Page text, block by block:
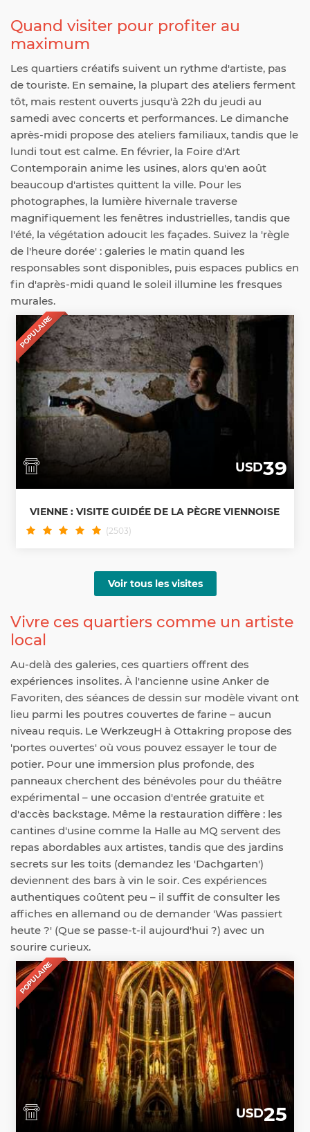
Quand visiter pour profiter au
maximum
Les quartiers créatifs suivent un rythme d'artiste, pas
de touriste. En semaine, la plupart des ateliers ferment
tôt, mais restent ouverts jusqu'à 22h du jeudi au
samedi avec concerts et performances. Le dimanche
après-midi propose des ateliers familiaux, tandis que le
lundi tout est calme. En février, la Foire d'Art
Contemporain anime les usines, alors qu'en août
beaucoup d'artistes quittent la ville. Pour les
photographes, la lumière hivernale traverse
magnifiquement les fenêtres industrielles, tandis que
l'été, la végétation adoucit les façades. Suivez la 'règle
de l'heure dorée' : galeries le matin quand les
responsables sont disponibles, puis espaces publics en
fin d'après-midi quand le soleil illumine les fresques
murales.
POPULAIRE
USD39
VIENNE : VISITE GUIDÉE DE LA PÈGRE VIENNOISE
(2503)
Voir tous les visites
Vivre ces quartiers comme un artiste
local
Au-delà des galeries, ces quartiers offrent des
expériences insolites. À l'ancienne usine Anker de
Favoriten, des séances de dessin sur modèle vivant ont
lieu parmi les poutres couvertes de farine – aucun
niveau requis. Le WerkzeugH à Ottakring propose des
'portes ouvertes' où vous pouvez essayer le tour de
potier. Pour une immersion plus profonde, des
panneaux cherchent des bénévoles pour du théâtre
expérimental – une occasion d'entrée gratuite et
d'accès backstage. Même la restauration diffère : les
cantines d'usine comme la Halle au MQ servent des
repas abordables aux artistes, tandis que des jardins
secrets sur les toits (demandez les 'Dachgarten')
deviennent des bars à vin le soir. Ces expériences
authentiques coûtent peu – il suffit de consulter les
affiches en allemand ou de demander 'Was passiert
heute ?' (Que se passe-t-il aujourd'hui ?) avec un
sourire curieux.
POPULAIRE
USD25